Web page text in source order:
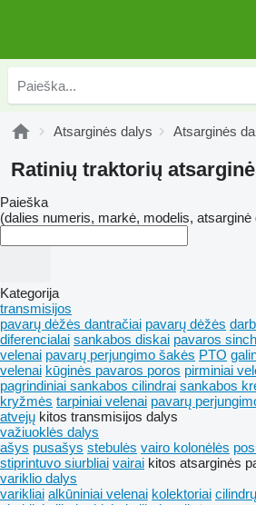
Atsarginės dalys Atsarginės
Ratinių traktorių
Paieška
(dalies numeris, markė, modelis, atsarginė
Kategorija
transmisijos
pavarų dėžės dantračiai pavarų dėžės
diferencialai sankabos diskai pavaros
velenai pavarų perjungimo šakės PTO
velenai kūginės pavaros poros pirminiai
pagrindiniai sankabos cilindrai sankabos
kryžmės tarpiniai velenai pavarų
atvejų kitos transmisijos dalys
važiuoklės dalys
ašys pusašys stebulės vairo kolonėlės
stiprintuvo siurbliai vairai kitos atsarginės
variklio dalys
varikliai alkūniniai velenai kolektoriai